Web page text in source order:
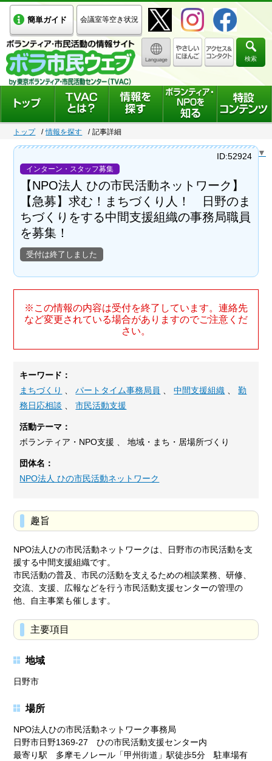
簡単ガイド 会議室等空き状況
検索
トップ 情報を探す 記事詳細
Select Language ▼
インターン・スタッフ募集
【NPO法人 ひの市民活動ネットワーク】
【急募】求む！まちづくり人！ 日野のま
ちづくりをする中間支援組織の事務局職員
を募集！
受付は終了しました
ID:52924
※この情報の内容は受付を終了しています。連絡先
など変更されている場合がありますのでご注意くだ
さい。
キーワード：
まちづくり
、パートタイム事務局員 、中間支援組織 、勤
務日応相談 、市民活動支援
活動テーマ：
ボランティア・NPO支援 、 地域・まち・居場所づくり
団体名：
NPO法人 ひの市民活動ネットワーク
趣旨
NPO法人ひの市民活動ネットワークは、日野市の市民活動を支
援する中間支援組織です。
市民活動の普及、市民の活動を支えるための相談業務、研修、
交流、支援、広報などを行う市民活動支援センターの管理の
他、自主事業も催します。
主要項目
地域
日野市
場所
NPO法人ひの市民活動ネットワーク事務局
日野市日野1369-27 ひの市民活動支援センター内
最寄り駅 多摩モノレール「甲州街道」駅徒歩5分 駐車場有